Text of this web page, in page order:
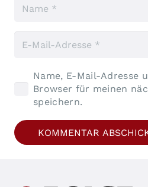
Name, E-Mail-Adresse
Browser für meinen
speichern.
KOMMENTAR